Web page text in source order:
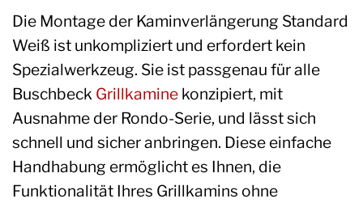
Die Montage der Kaminverlängerung Standard
Weiß ist unkompliziert und erfordert kein
Spezialwerkzeug. Sie ist passgenau für alle
Buschbeck Grillkamine konzipiert, mit
Ausnahme der Rondo-Serie, und lässt sich
schnell und sicher anbringen. Diese einfache
Handhabung ermöglicht es Ihnen, die
Funktionalität Ihres Grillkamins ohne